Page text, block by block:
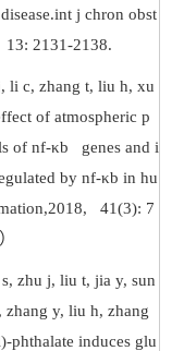
j chron obst
2131-2138.
li c, zhang t, liu h, xu
of atmospheric p
of nf-κb genes and i
by nf-κb in hu
41(3): 7
zhu j, liu t, jia y, sun
y, liu h, zhang
induces glu